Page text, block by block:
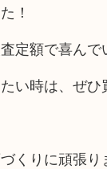
！
定額で喜んで
い時は、ぜ
りに頑張り